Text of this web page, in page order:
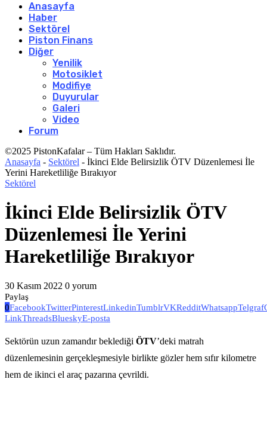
Anasayfa
Haber
Sektörel
Piston Finans
Diğer
Yenilik
Motosiklet
Modifiye
Duyurular
Galeri
Video
Forum
©2025 PistonKafalar – Tüm Hakları Saklıdır.
Anasayfa - Sektörel - İkinci Elde Belirsizlik ÖTV Düzenlemesi İle
Yerini Hareketliliğe Bırakıyor
Sektörel
İkinci Elde Belirsizlik ÖTV
Düzenlemesi İle Yerini
Hareketliliğe Bırakıyor
30 Kasım 2022 0 yorum
Paylaş
0FacebookTwitterPinterestLinkedinTumblrVKRedditWhatsappTelgraf
LinkThreadsBlueskyE-posta
Sektörün uzun zamandır beklediği ÖTV’deki matrah
düzenlemesinin gerçekleşmesiyle birlikte gözler hem sıfır kilometre
hem de ikinci el araç pazarına çevrildi.